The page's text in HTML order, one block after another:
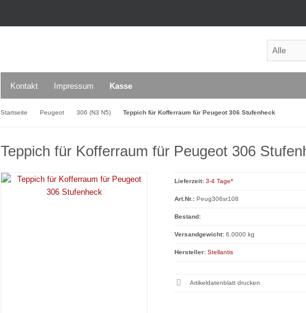
Kontakt Impressum Kasse
Startseite Peugeot 306 (N3 N5) Teppich für Kofferraum für Peugeot 306 Stufenheck
Teppich für Kofferraum für Peugeot 306
Lieferzeit: 3-4 Tage*
Art.Nr.: Peug306sr108
Bestand:
Versandgewicht:6.0000 kg
Hersteller: Stellantis
Artikeldatenblatt drucken